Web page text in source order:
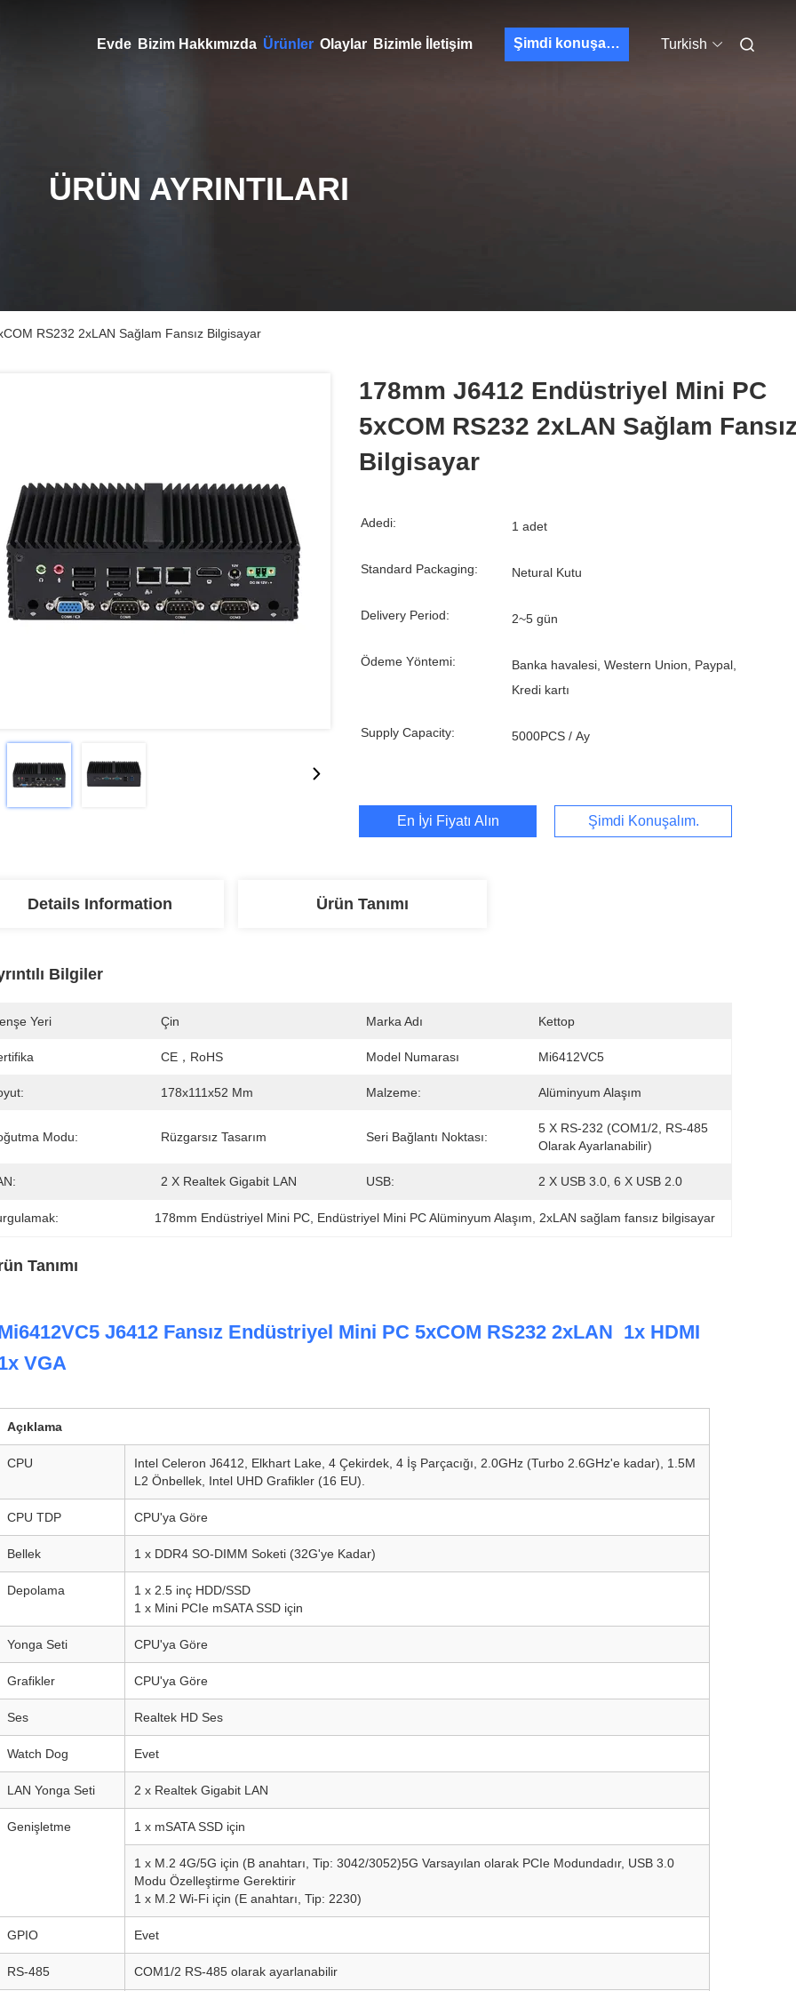
Evde Bizim Hakkımızda Ürünler Olaylar Bizimle İletişim Şimdi konuşalım. Turkish
ÜRÜN AYRINTILARI
RS232 2xLAN Sağlam Fansız Bilgisayar
178mm J6412 Endüstriyel Mini PC
5xCOM RS232 2xLAN Sağlam
Bilgisayar
Adedi: 1 adet
Standard Packaging: Netural Kutu
Delivery Period: 2~5 gün
Ödeme Yöntemi:
Banka havalesi, Western Union, Paypal,
Kredi kartı
Supply Capacity: 5000PCS / Ay
En İyi Fiyatı Alın Şimdi Konuşalım.
Details Information Ürün Tanımı
Bilgiler
Yeri Çin Marka Adı Kettop
CE，RoHS Model Numarası Mi6412VC5
178x111x52 Mm Malzeme: Alüminyum Alaşım
Modu: Rüzgarsız Tasarım Seri Bağlantı Noktası:
5 X RS-232 (COM1/2, RS-485
Olarak Ayarlanabilir)
2 X Realtek Gigabit LAN USB: 2 X USB 3.0, 6 X USB 2.0
178mm Endüstriyel Mini PC Endüstriyel Mini PC Alüminyum Alaşım 2xLAN sağlam fansız bilgisayar
Tanımı
J6412 Fansız Endüstriyel Mini PC 5xCOM RS232 2xLAN 1x HDMI
VGA
Açıklama
CPU
Intel Celeron J6412, Elkhart Lake, 4 Çekirdek, 4 İş Parçacığı, 2.0GHz (Turbo 2.6GHz'e kadar), 1.5M
L2 Önbellek, Intel UHD Grafikler (16 EU).
CPU TDP CPU'ya Göre
Bellek 1 x DDR4 SO-DIMM Soketi (32G'ye Kadar)
Depolama
1 x 2.5 inç HDD/SSD
1 x Mini PCIe mSATA SSD için
Yonga Seti CPU'ya Göre
Grafikler CPU'ya Göre
Ses Realtek HD Ses
Watch Dog Evet
LAN Yonga Seti 2 x Realtek Gigabit LAN
Genişletme 1 x mSATA SSD için
1 x M.2 4G/5G için (B anahtarı, Tip: 3042/3052)5G Varsayılan olarak PCIe Modundadır, USB 3.0
Modu Özelleştirme Gerektirir
1 x M.2 Wi-Fi için (E anahtarı, Tip: 2230)
GPIO Evet
RS-485 COM1/2 RS-485 olarak ayarlanabilir